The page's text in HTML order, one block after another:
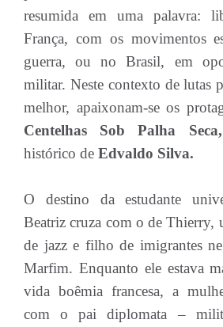
resumida em uma palavra:
França, com os movimentos
guerra, ou no Brasil, em
militar. Neste contexto de lutas
melhor, apaixonam-se os
Centelhas Sob Palha Seca,
histórico de Edvaldo Silva.
O destino da estudante
Beatriz cruza com o de Thierry,
de jazz e filho de imigrantes
Marfim. Enquanto ele estava
vida boêmia francesa, a
com o pai diplomata –